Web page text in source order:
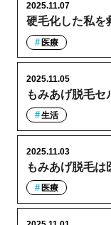
硬毛化した私を
2025.11.07
医療
もみあげ脱毛セ
2025.11.05
生活
もみあげ脱毛は
2025.11.03
医療